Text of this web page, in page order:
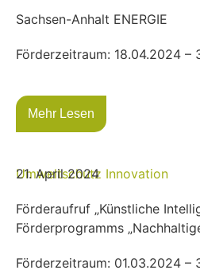
Sachsen-Anhalt ENERGIE
Förderzeitraum: 18.04.2024 –
Mehr Lesen
Umweltschutz Innovation
21. April 2024
Förderaufruf „Künstliche
Förderprogramms
Förderzeitraum: 01.03.2024 –